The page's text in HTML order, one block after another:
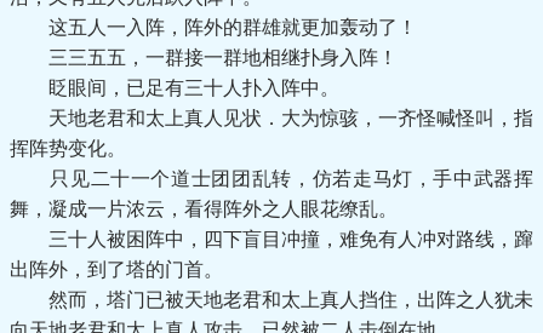
这五人一入阵，阵外的群雄就更加轰动了！
三三五五，一群接一群地相继扑身入阵！
眨眼间，已足有三十人扑入阵中。
天地老君和太上真人见状．大为惊骇，一齐怪喊怪叫，指
挥阵势变化。
只见二十一个道士团团乱转，仿若走马灯，手中武器挥
舞，凝成一片浓云，看得阵外之人眼花缭乱。
三十人被困阵中，四下盲目冲撞，难免有人冲对路线，蹿
出阵外，到了塔的门首。
然而，塔门已被天地老君和太上真人挡住，出阵之人犹未